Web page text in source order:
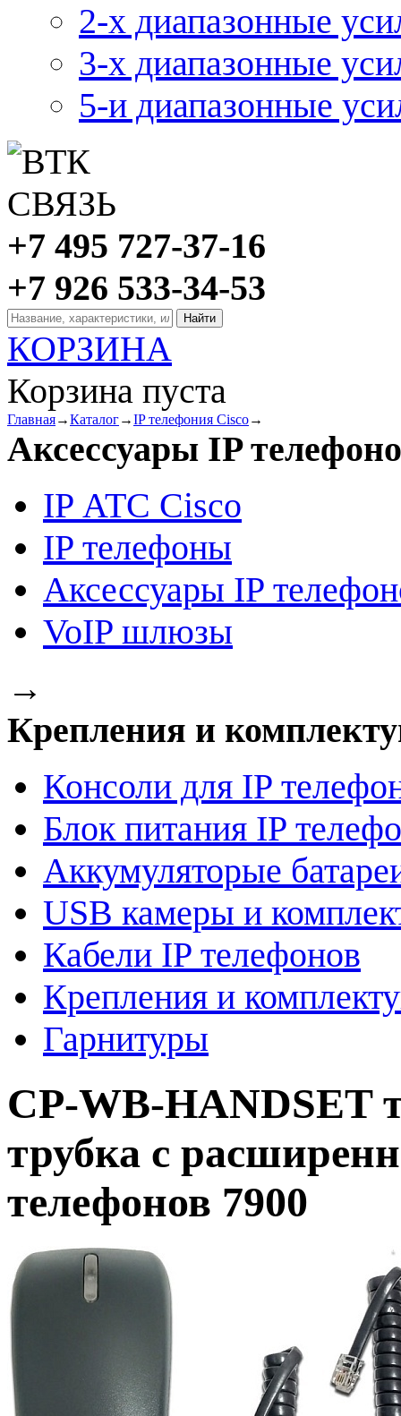
2-х диапазонные
3-х диапазонные
5-и диапазонные
+7 495 727-37-16
+7 926 533-34-53
КОРЗИНА
Корзина пуста
Главная→Каталог→IP телефония Cisco→
Аксессуары IP
IP АТС Cisco
IP телефоны
Аксессуары IP
VoIP шлюзы
→
Крепления и
Консоли для IP
Блок питания IP
Аккумуляторые
USB камеры и
Кабели IP телефонов
Крепления и
Гарнитуры
CP-WB-HANDSET
трубка с
телефонов 7900